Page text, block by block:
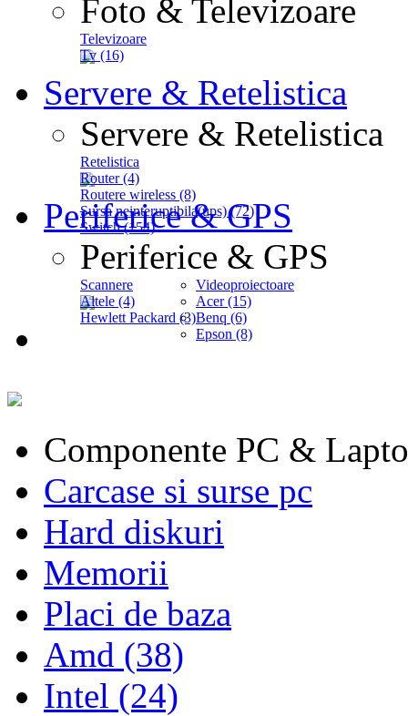
Foto & Televizoare
Televizoare
Tv (16)
Servere & Retelistica
Servere & Retelistica
Retelistica
Router (4)
Routere wireless (8)
Sursa neinteruptibila(ups) (72)
Switch (154)
Periferice & GPS
Periferice & GPS
Scannere
Altele (4)
Hewlett Packard (3)
Videoproiectoare
Acer (15)
Benq (6)
Epson (8)
Componente PC &
Carcase si surse pc
Hard diskuri
Memorii
Placi de baza
Amd (38)
Intel (24)